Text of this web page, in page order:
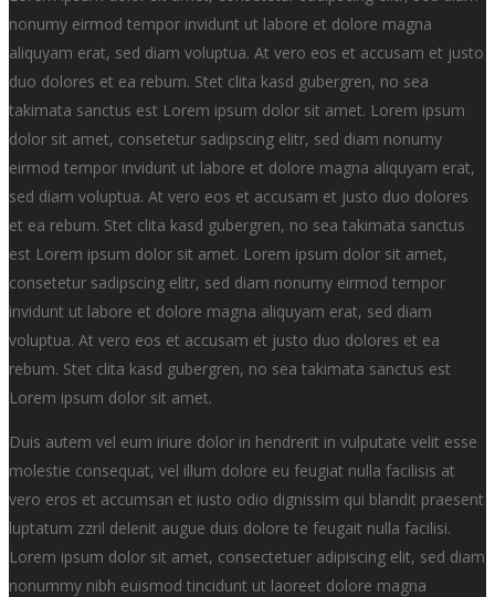
nonumy eirmod tempor invidunt ut labore et dolore magna
aliquyam erat, sed diam voluptua. At vero eos et accusam et justo
duo dolores et ea rebum. Stet clita kasd gubergren, no sea
takimata sanctus est Lorem ipsum dolor sit amet. Lorem ipsum
dolor sit amet, consetetur sadipscing elitr, sed diam nonumy
eirmod tempor invidunt ut labore et dolore magna aliquyam erat,
sed diam voluptua. At vero eos et accusam et justo duo dolores
et ea rebum. Stet clita kasd gubergren, no sea takimata sanctus
est Lorem ipsum dolor sit amet. Lorem ipsum dolor sit amet,
consetetur sadipscing elitr, sed diam nonumy eirmod tempor
invidunt ut labore et dolore magna aliquyam erat, sed diam
voluptua. At vero eos et accusam et justo duo dolores et ea
rebum. Stet clita kasd gubergren, no sea takimata sanctus est
Lorem ipsum dolor sit amet.
Duis autem vel eum iriure dolor in hendrerit in vulputate velit esse
molestie consequat, vel illum dolore eu feugiat nulla facilisis at
vero eros et accumsan et iusto odio dignissim qui blandit praesent
luptatum zzril delenit augue duis dolore te feugait nulla facilisi.
Lorem ipsum dolor sit amet, consectetuer adipiscing elit, sed diam
nonummy nibh euismod tincidunt ut laoreet dolore magna